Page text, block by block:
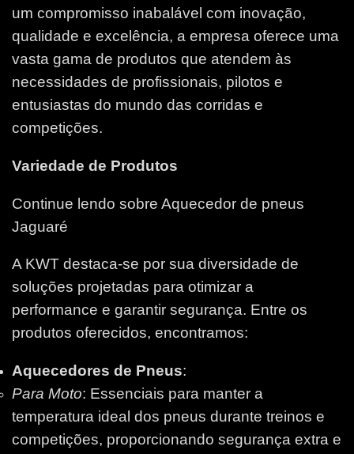
um compromisso inabalável com inovação,
qualidade e excelência, a empresa oferece uma
vasta gama de produtos que atendem às
necessidades de profissionais, pilotos e
entusiastas do mundo das corridas e
competições.
Variedade de Produtos
Continue lendo sobre Aquecedor de pneus
Jaguaré
A KWT destaca-se por sua diversidade de
soluções projetadas para otimizar a
performance e garantir segurança. Entre os
produtos oferecidos, encontramos:
Aquecedores de Pneus:
Para Moto: Essenciais para manter a
temperatura ideal dos pneus durante treinos e
competições, proporcionando segurança extra e